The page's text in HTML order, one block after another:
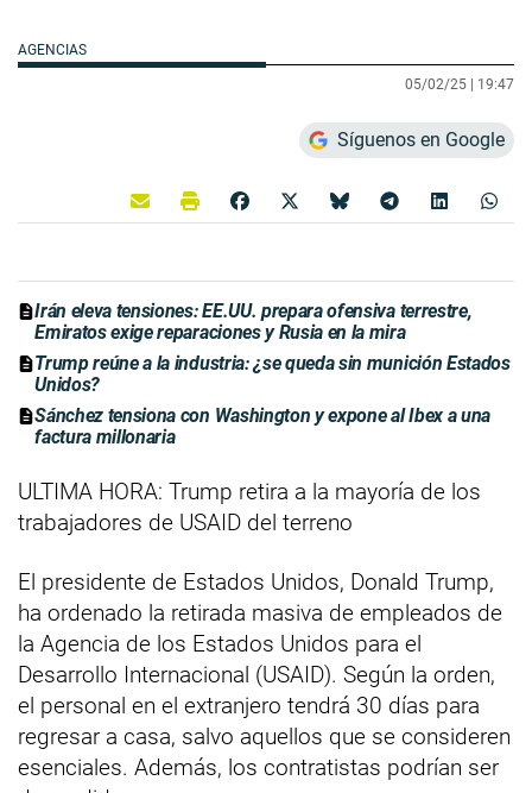
AGENCIAS
05/02/25 | 19:47
Síguenos en Google
Irán eleva tensiones: EE.UU. prepara ofensiva terrestre,
Emiratos exige reparaciones y Rusia en la mira
Trump reúne a la industria: ¿se queda sin munición Estados
Unidos?
Sánchez tensiona con Washington y expone al Ibex a una
factura millonaria
ULTIMA HORA: Trump retira a la mayoría de los
trabajadores de USAID del terreno
El presidente de Estados Unidos, Donald Trump,
ha ordenado la retirada masiva de empleados de
la Agencia de los Estados Unidos para el
Desarrollo Internacional (USAID). Según la orden,
el personal en el extranjero tendrá 30 días para
regresar a casa, salvo aquellos que se consideren
esenciales. Además, los contratistas podrían ser